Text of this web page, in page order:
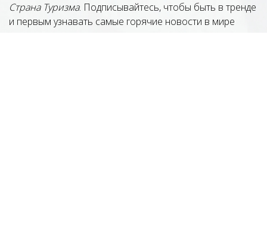
Страна Туризма. Подписывайтесь, чтобы быть в тренде
и первым узнавать самые горячие новости в мире